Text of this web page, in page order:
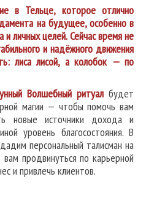
в Тельце, которое отлично
на будущее, особенно в
личных целей. Сейчас время не
и надёжного движения
лиса лисой, а колобок — по
Волшебный ритуалбудет
магии — чтобы помочь вам
новые источники дохода и
уровень благосостояния. В
персональный талисман на
продвинуться по карьерной
и привлечь клиентов.